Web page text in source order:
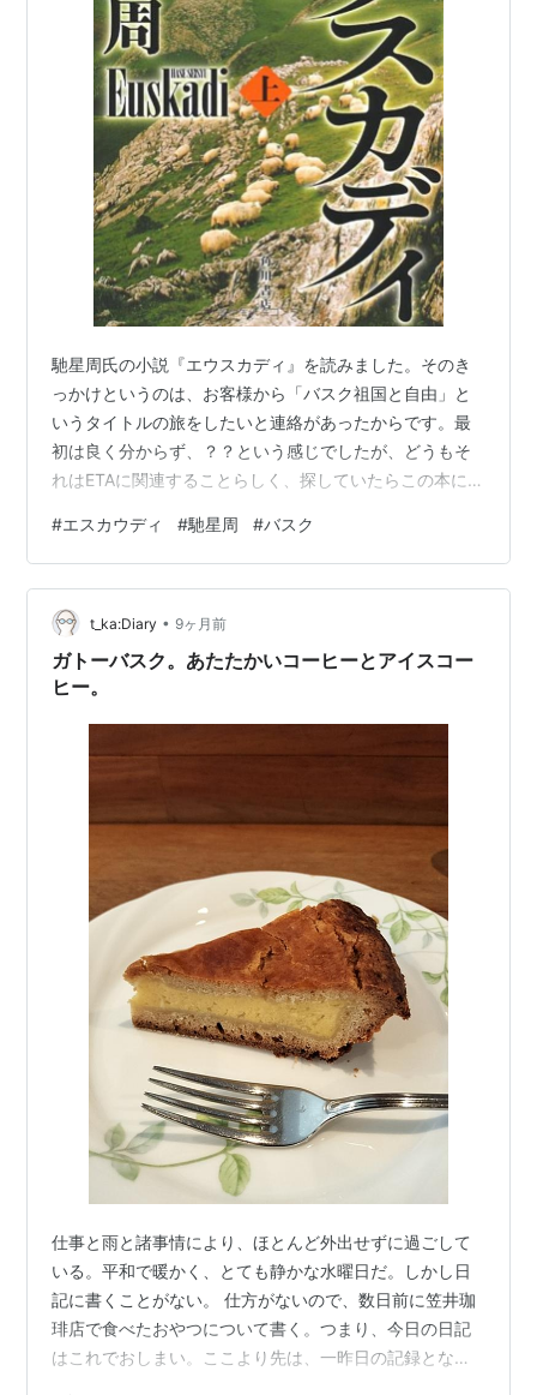
馳星周氏の小説『エウスカディ』を読みました。そのき
っかけというのは、お客様から「バスク祖国と自由」と
いうタイトルの旅をしたいと連絡があったからです。最
初は良く分からず、？？という感じでしたが、どうもそ
れはETAに関連することらしく、探していたらこの本にた
バスク地方ですが、サンセバスチャンやビルバオ、ゲル
ニカやバスク人についてより知るきっかけになるのでは
ないかと思います。バスク人の律義さやスペインとひと
まとめにされてしまうことの違和感を読者もこの本から
感じ取れるかもしれません。 簡単なあらすじとしては、
スペイン・バスク地方を舞台に、1970年代…
#エスカウディ #馳星周 #バスク
t_ka:Diary • 9ヶ月前
ガトーバスク。あたたかいコーヒーとアイスコー
ヒー。
仕事と雨と諸事情により、ほとんど外出せずに過ごして
いる。平和で暖かく、とても静かな水曜日だ。しかし日
記に書くことがない。 仕方がないので、数日前に笠井珈
琲店で食べたおやつについて書く。つまり、今日の日記
はこれでおしまい。ここより先は、一昨日の記録とな